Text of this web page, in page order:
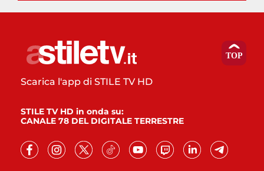
Scarica l'app di STILE TV HD
STILE TV HD in onda su:
CANALE 78 DEL DIGITALE TERRESTRE